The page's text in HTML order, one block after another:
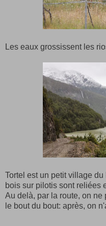
Les eaux grossissent les
Tortel est un petit village
bois sur pilotis sont reliées
Au delà, par la route, on
le bout du bout: après, on